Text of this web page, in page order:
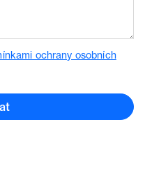
ochrany osobních